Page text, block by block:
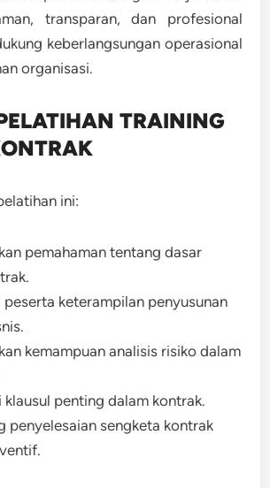
transparan, dan profesional
keberlangsungan operasional
organisasi.
TRAINING
ini:
pemahaman tentang dasar
peserta keterampilan penyusunan
kemampuan analisis risiko dalam
klausul penting dalam kontrak.
penyelesaian sengketa kontrak